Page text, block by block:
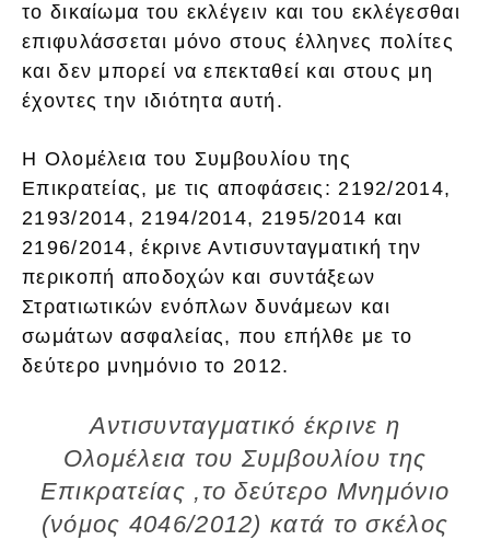
το δικαίωμα του εκλέγειν και του εκλέγεσθαι
επιφυλάσσεται μόνο στους έλληνες πολίτες
και δεν μπορεί να επεκταθεί και στους μη
έχοντες την ιδιότητα αυτή.
Η Ολομέλεια του Συμβουλίου της
Επικρατείας, με τις αποφάσεις: 2192/2014,
2193/2014, 2194/2014, 2195/2014 και
2196/2014, έκρινε Αντισυνταγματική την
περικοπή αποδοχών και συντάξεων
Στρατιωτικών ενόπλων δυνάμεων και
σωμάτων ασφαλείας, που επήλθε με το
δεύτερο μνημόνιο το 2012.
Αντισυνταγματικό έκρινε η
Ολομέλεια του Συμβουλίου της
Επικρατείας ,το δεύτερο Μνημόνιο
(νόμος 4046/2012) κατά το σκέλος